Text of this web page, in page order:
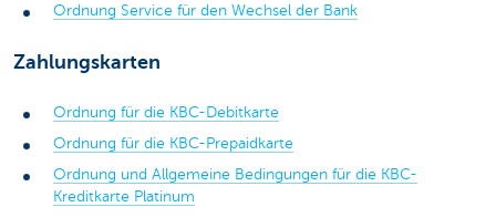
Ordnung Service für den Wechsel der Bank
Zahlungskarten
Ordnung für die KBC-Debitkarte
Ordnung für die KBC-Prepaidkarte
Ordnung und Allgemeine Bedingungen für die KBC-
Kreditkarte Platinum